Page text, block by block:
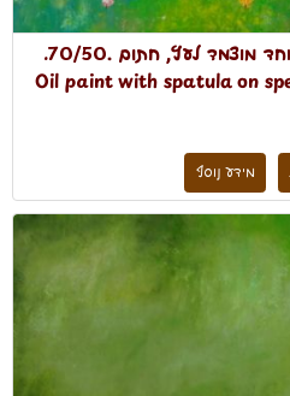
צבעי שמן בשפכטל על נייר מיוחד מוצמד לעץ, חתום .70/50.
Oil paint with spatula on
מידע נוסף